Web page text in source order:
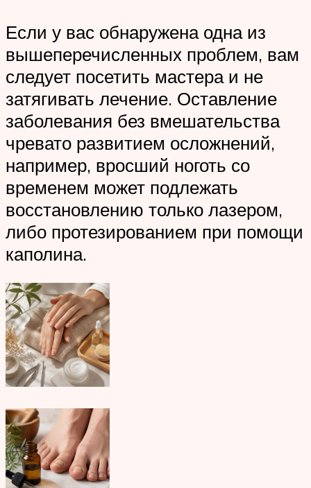
Если у вас обнаружена одна из
вышеперечисленных проблем, вам
следует посетить мастера и не
затягивать лечение. Оставление
заболевания без вмешательства
чревато развитием осложнений,
например, вросший ноготь со
временем может подлежать
восстановлению только лазером,
либо протезированием при помощи
каполина.